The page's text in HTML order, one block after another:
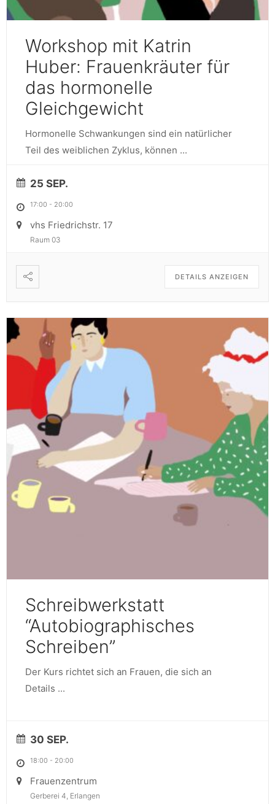
Workshop mit Katrin
Huber: Frauenkräuter für
das hormonelle
Gleichgewicht
Hormonelle Schwankungen sind ein natürlicher
Teil des weiblichen Zyklus, können ...
25 SEP.
17:00 - 20:00
vhs Friedrichstr. 17
Raum 03
DETAILS ANZEIGEN
Schreibwerkstatt
“Autobiographisches
Schreiben”
Der Kurs richtet sich an Frauen, die sich an
Details ...
30 SEP.
18:00 - 20:00
Frauenzentrum
Gerberei 4, Erlangen